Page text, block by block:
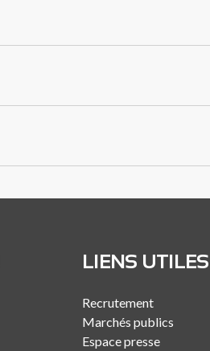
LIENS UTILES
Recrutement
Marchés publics
Espace presse